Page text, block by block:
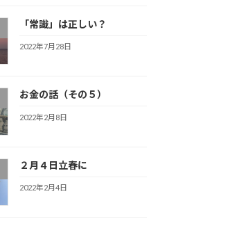
「常識」は正しい？
2022年7月28日
お金の話（その５）
2022年2月8日
２月４日立春に
2022年2月4日